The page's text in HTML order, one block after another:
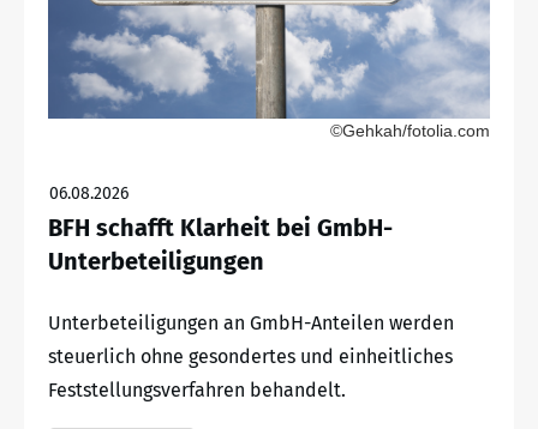
©Gehkah/fotolia.com
06.08.2026
BFH schafft Klarheit bei GmbH-
Unterbeteiligungen
Unterbeteiligungen an GmbH-Anteilen werden
steuerlich ohne gesondertes und einheitliches
Feststellungsverfahren behandelt.